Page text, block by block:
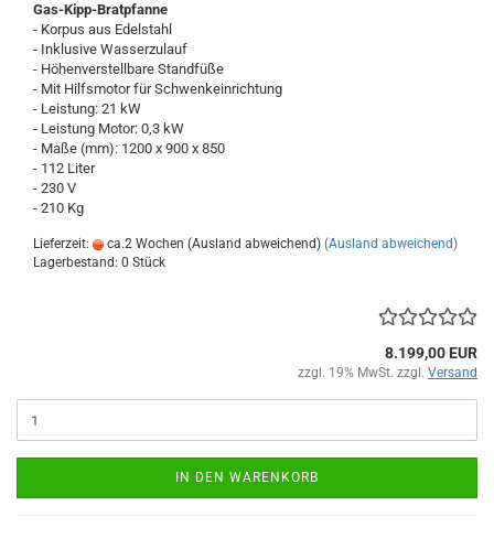
Gas-Kipp-Bratpfanne
- Korpus aus Edelstahl
- Inklusive Wasserzulauf
- Höhenverstellbare Standfüße
- Mit Hilfsmotor für Schwenkeinrichtung
- Leistung: 21 kW
- Leistung Motor: 0,3 kW
- Maße (mm): 1200 x 900 x 850
- 112 Liter
- 230 V
- 210 Kg
Lieferzeit: ca.2 Wochen (Ausland abweichend) (Ausland abweichend)
Lagerbestand: 0 Stück
8.199,00 EUR
zzgl. 19% MwSt. zzgl. Versand
IN DEN WARENKORB